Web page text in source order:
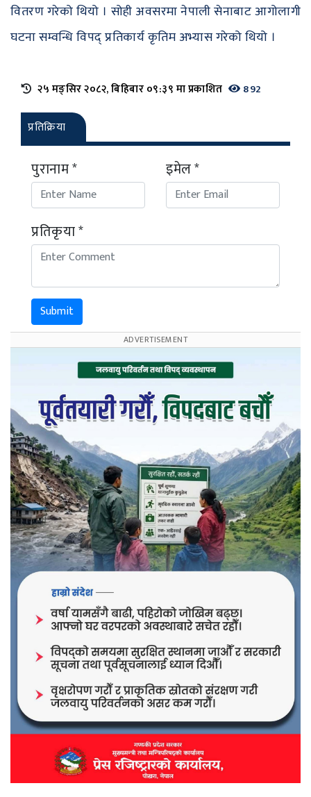
वितरण गरेको थियो । सोही अवसरमा नेपाली सेनाबाट आगोलागी
घटना सम्वन्धि विपद् प्रतिकार्य कृतिम अभ्यास गरेको थियो ।
२५ मङ्सिर २०८२, बिहिबार ०९:३९ मा प्रकाशित 892
प्रतिक्रिया
पुरानाम * इमेल *
प्रतिकृया *
Submit